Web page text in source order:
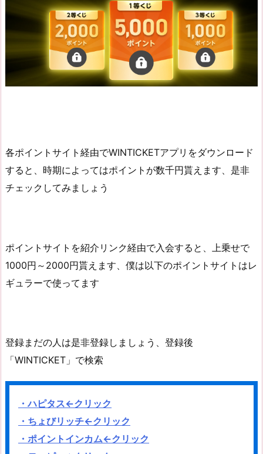
各ポイントサイト経由でWINTICKETアプリをダウンロード
すると、時期によってはポイントが数千円貰えます、是非
チェックしてみましょう
ポイントサイトを紹介リンク経由で入会すると、上乗せで
1000円～2000円貰えます、僕は以下のポイントサイトはレ
ギュラーで使ってます
登録まだの人は是非登録しましょう、登録後
「WINTICKET」で検索
・ハピタス←クリック
・ちょびリッチ←クリック
・ポイントインカム←クリック